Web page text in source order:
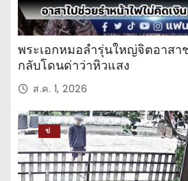
พระเอกหมอลำรุ่นใหญ่จิตอาสา
กลับโดนด่าว่าหิวแสง
ส.ค. 1, 2026
ข่
าว
ปร
ะ